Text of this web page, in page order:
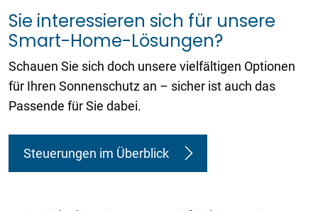
Sie interessieren sich für unsere
Smart-Home-Lösungen?
Schauen Sie sich doch unsere vielfältigen Optionen
für Ihren Sonnenschutz an – sicher ist auch das
Passende für Sie dabei.
Steuerungen im Überblick